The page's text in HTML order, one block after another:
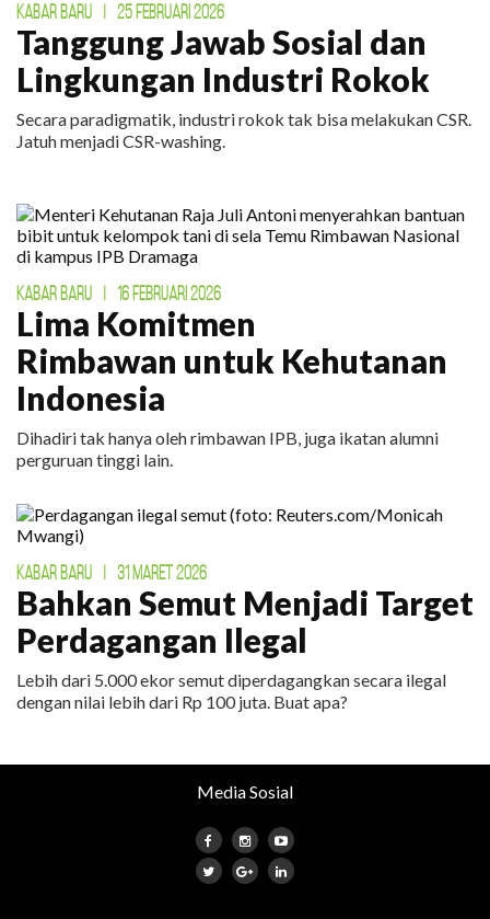
KABAR BARU 25 FEBRUARI 2026
Tanggung Jawab Sosial dan
Lingkungan Industri Rokok
Secara paradigmatik, industri rokok tak bisa melakukan CSR.
Jatuh menjadi CSR-washing.
KABAR BARU 16 FEBRUARI 2026
Lima Komitmen
Rimbawan untuk Kehutanan
Indonesia
Dihadiri tak hanya oleh rimbawan IPB, juga ikatan alumni
perguruan tinggi lain.
KABAR BARU 31 MARET 2026
Bahkan Semut Menjadi Target
Perdagangan Ilegal
Lebih dari 5.000 ekor semut diperdagangkan secara ilegal
dengan nilai lebih dari Rp 100 juta. Buat apa?
Media Sosial